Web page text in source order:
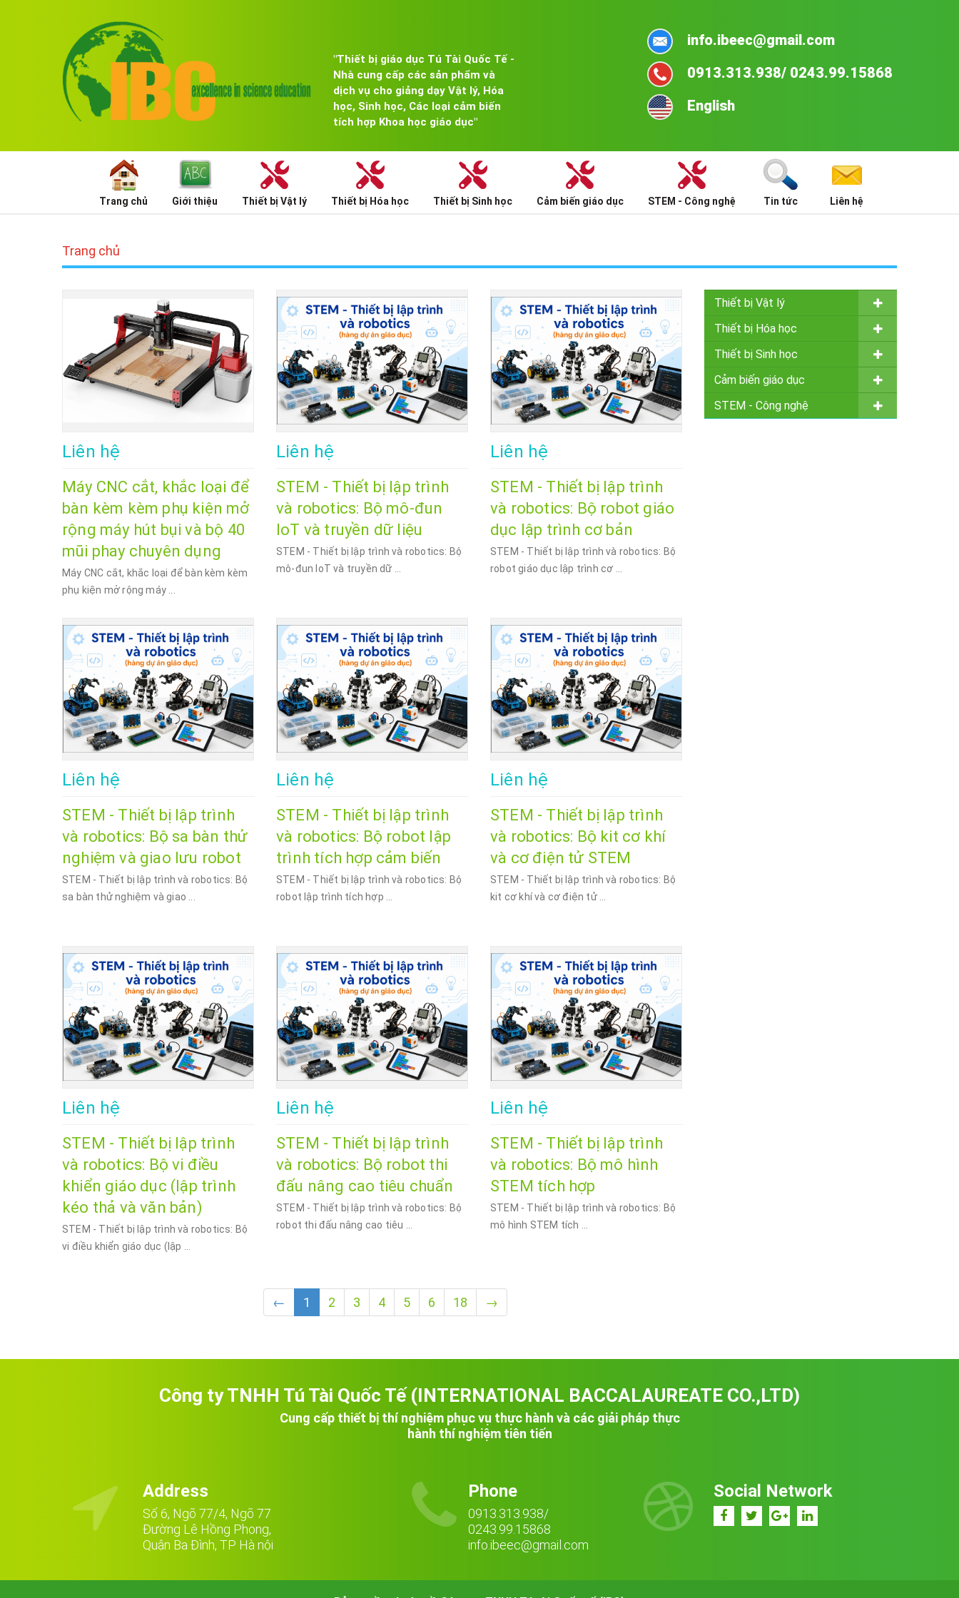
"Thiết bị giáo dục Tú Tài Quốc Tế -
Nhà cung cấp các sản phẩm và
dịch vụ cho giảng dạy Vật lý, Hóa
học, Sinh học, Các loại cảm biến
tích hợp Khoa học giáo dục"
info.ibeec@gmail.com
0913.313.938/ 0243.99.15868
English
Trang chủ Giới thiệu Thiết bị Vật lý Thiết bị Hóa học Thiết bị Sinh học Cảm biến giáo dục STEM - Công nghệ Tin tức Liên hệ
Trang chủ
Liên hệ
Máy CNC cắt, khắc loại để
bàn kèm kèm phụ kiện mở
rộng máy hút bụi và bộ 40
mũi phay chuyên dụng
Máy CNC cắt, khắc loại để bàn kèm kèm
phụ kiện mở rộng máy ...
Liên hệ
STEM - Thiết bị lập trình
và robotics: Bộ mô-đun
IoT và truyền dữ liệu
STEM - Thiết bị lập trình và robotics: Bộ
mô-đun IoT và truyền dữ ...
Liên hệ
STEM - Thiết bị lập trình
và robotics: Bộ robot giáo
dục lập trình cơ bản
STEM - Thiết bị lập trình và robotics: Bộ
robot giáo dục lập trình cơ ...
Liên hệ
STEM - Thiết bị lập trình
và robotics: Bộ sa bàn thử
nghiệm và giao lưu robot
STEM - Thiết bị lập trình và robotics: Bộ
sa bàn thử nghiệm và giao ...
Liên hệ
STEM - Thiết bị lập trình
và robotics: Bộ robot lập
trình tích hợp cảm biến
STEM - Thiết bị lập trình và robotics: Bộ
robot lập trình tích hợp ...
Liên hệ
STEM - Thiết bị lập trình
và robotics: Bộ kit cơ khí
và cơ điện tử STEM
STEM - Thiết bị lập trình và robotics: Bộ
kit cơ khí và cơ điện tử ...
Liên hệ
STEM - Thiết bị lập trình
và robotics: Bộ vi điều
khiển giáo dục (lập trình
kéo thả và văn bản)
STEM - Thiết bị lập trình và robotics: Bộ
vi điều khiển giáo dục (lập ...
Liên hệ
STEM - Thiết bị lập trình
và robotics: Bộ robot thi
đấu nâng cao tiêu chuẩn
STEM - Thiết bị lập trình và robotics: Bộ
robot thi đấu nâng cao tiêu ...
Liên hệ
STEM - Thiết bị lập trình
và robotics: Bộ mô hình
STEM tích hợp
STEM - Thiết bị lập trình và robotics: Bộ
mô hình STEM tích ...
← 1 2 3 4 5 6 18 →
Thiết bị Vật lý
Thiết bị Hóa học
Thiết bị Sinh học
Cảm biến giáo dục
STEM - Công nghệ
Công ty TNHH Tú Tài Quốc Tế (INTERNATIONAL BACCALAUREATE CO.,LTD)
Cung cấp thiết bị thí nghiệm phục vụ thực hành và các giải pháp thực
hành thí nghiệm tiên tiến
 Address
Số 6, Ngõ 77/4, Ngõ 77
Đường Lê Hồng Phong,
Quận Ba Đình, TP Hà nội
 Phone
0913.313.938/
0243.99.15868
info.ibeec@gmail.com
Social Network